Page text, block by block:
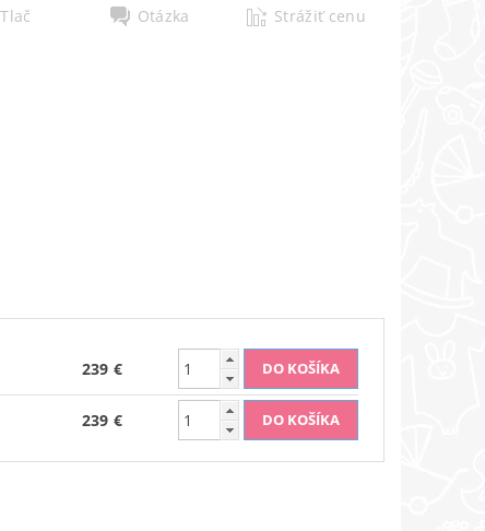
Tlač
Otázka Strážiť cenu
239 €
239 €